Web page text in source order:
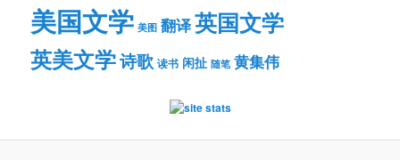
美国文学 美图 翻译英国文学
英美文学诗歌 读书 闲扯 随笔 黄集伟